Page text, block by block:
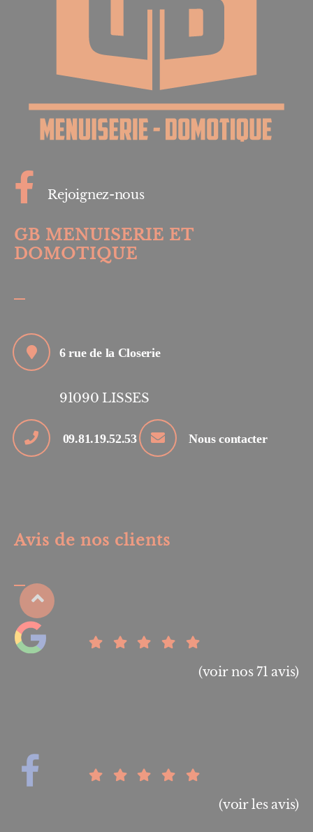
Rejoignez-nous
GB MENUISERIE ET
DOMOTIQUE
6 rue de la Closerie
91090 LISSES
09.81.19.52.53 Nous contacter
Avis de nos clients
(voir nos 71 avis)
(voir les avis)